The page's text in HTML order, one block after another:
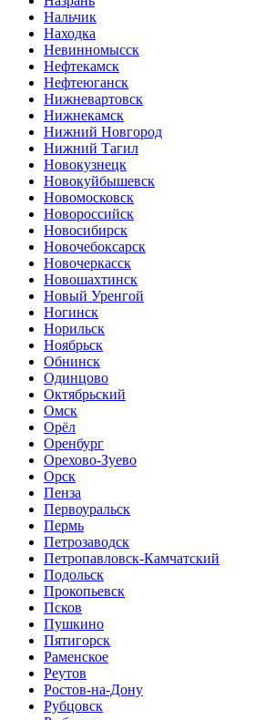
Нальчик
Находка
Невинномысск
Нефтекамск
Нефтеюганск
Нижневартовск
Нижнекамск
Нижний Новгород
Нижний Тагил
Новокузнецк
Новокуйбышевск
Новомосковск
Новороссийск
Новосибирск
Новочебоксарск
Новочеркасск
Новошахтинск
Новый Уренгой
Ногинск
Норильск
Ноябрьск
Обнинск
Одинцово
Октябрьский
Омск
Орёл
Оренбург
Орехово-Зуево
Орск
Пенза
Первоуральск
Пермь
Петрозаводск
Петропавловск-Камчатский
Подольск
Прокопьевск
Псков
Пушкино
Пятигорск
Раменское
Реутов
Ростов-на-Дону
Рубцовск